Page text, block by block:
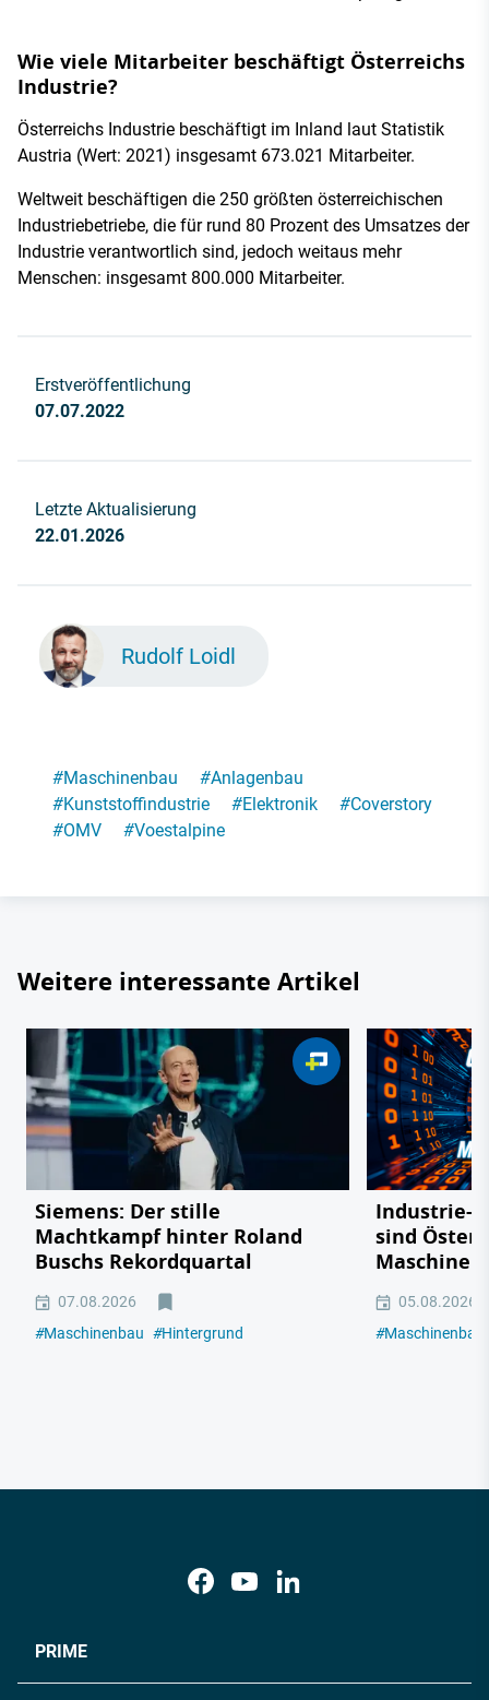
Wie viele Mitarbeiter beschäftigt Österreichs
Industrie?
Österreichs Industrie beschäftigt im Inland laut Statistik
Austria (Wert: 2021) insgesamt 673.021 Mitarbeiter.
Weltweit beschäftigen die 250 größten österreichischen
Industriebetriebe, die für rund 80 Prozent des Umsatzes der
Industrie verantwortlich sind, jedoch weitaus mehr
Menschen: insgesamt 800.000 Mitarbeiter.
Erstveröffentlichung
07.07.2022
Letzte Aktualisierung
22.01.2026
Rudolf Loidl
#Maschinenbau #Anlagenbau
#Kunststoffindustrie #Elektronik #Coverstory
#OMV #Voestalpine
Weitere interessante Artikel
Siemens: Der stille
Machtkampf hinter Roland
Buschs Rekordquartal
07.08.2026
#Maschinenbau #Hintergrund
Industrie-
sind
05.08.2026
#Maschinenbau
PRIME